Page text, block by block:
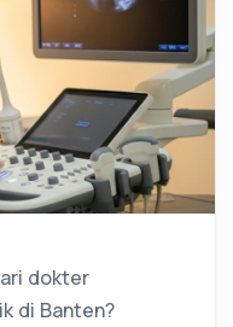
dokter
di Banten?